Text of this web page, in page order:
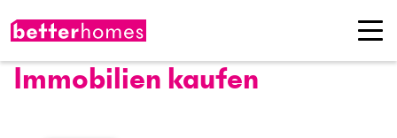
Immobilien kaufen